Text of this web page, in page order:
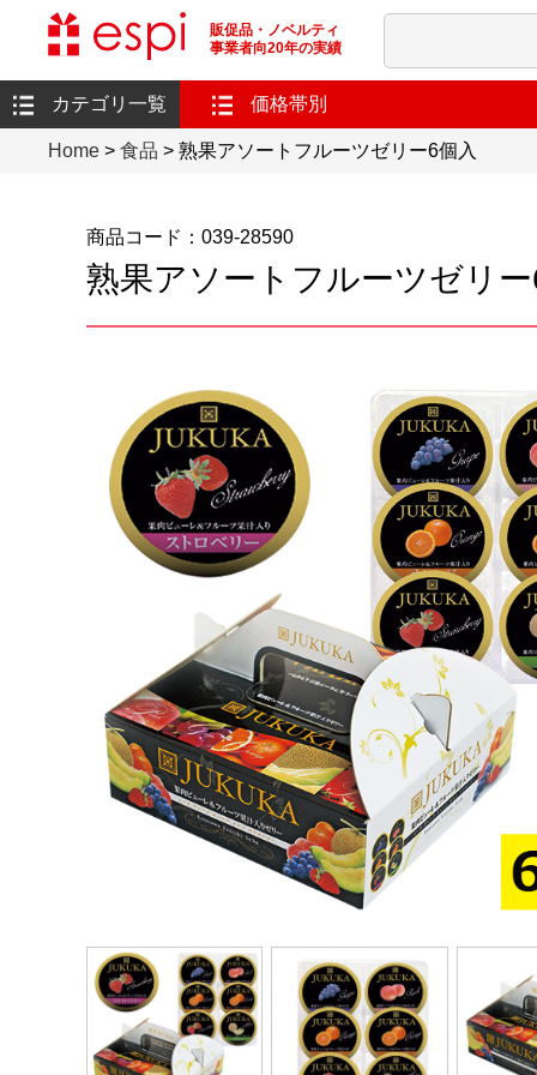
販促品・ノベルティ
事業者向20年の実績
カテゴリ一覧 価格帯別
Home >食品 > 熟果アソートフルーツゼリー6個入
商品コード：039-28590
熟果アソートフルーツゼリ